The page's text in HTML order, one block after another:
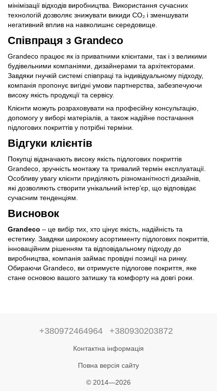
мінімізації відходів виробництва. Використання сучасних
технологій дозволяє знижувати викиди CO₂ і зменшувати
негативний вплив на навколишнє середовище.
Співпраця з Grandeco
Grandeco працює як із приватними клієнтами, так і з великими
будівельними компаніями, дизайнерами та архітекторами.
Завдяки гнучкій системі співпраці та індивідуальному підходу,
компанія пропонує вигідні умови партнерства, забезпечуючи
високу якість продукції та сервісу.
Клієнти можуть розраховувати на професійну консультацію,
допомогу у виборі матеріалів, а також надійне постачання
підлогових покриттів у потрібні терміни.
Відгуки клієнтів
Покупці відзначають високу якість підлогових покриттів
Grandeco, зручність монтажу та тривалий термін експлуатації.
Особливу увагу клієнти приділяють різноманітності дизайнів,
які дозволяють створити унікальний інтер’єр, що відповідає
сучасним тенденціям.
Висновок
Grandeco – це вибір тих, хто цінує якість, надійність та
естетику. Завдяки широкому асортименту підлогових покриттів,
інноваційним рішенням та відповідальному підходу до
виробництва, компанія займає провідні позиції на ринку.
Обираючи Grandeco, ви отримуєте підлогове покриття, яке
стане основою вашого затишку та комфорту на довгі роки.
+380972464964 +380930203872
Контактна інформація
Повна версія сайту
© 2014—2026